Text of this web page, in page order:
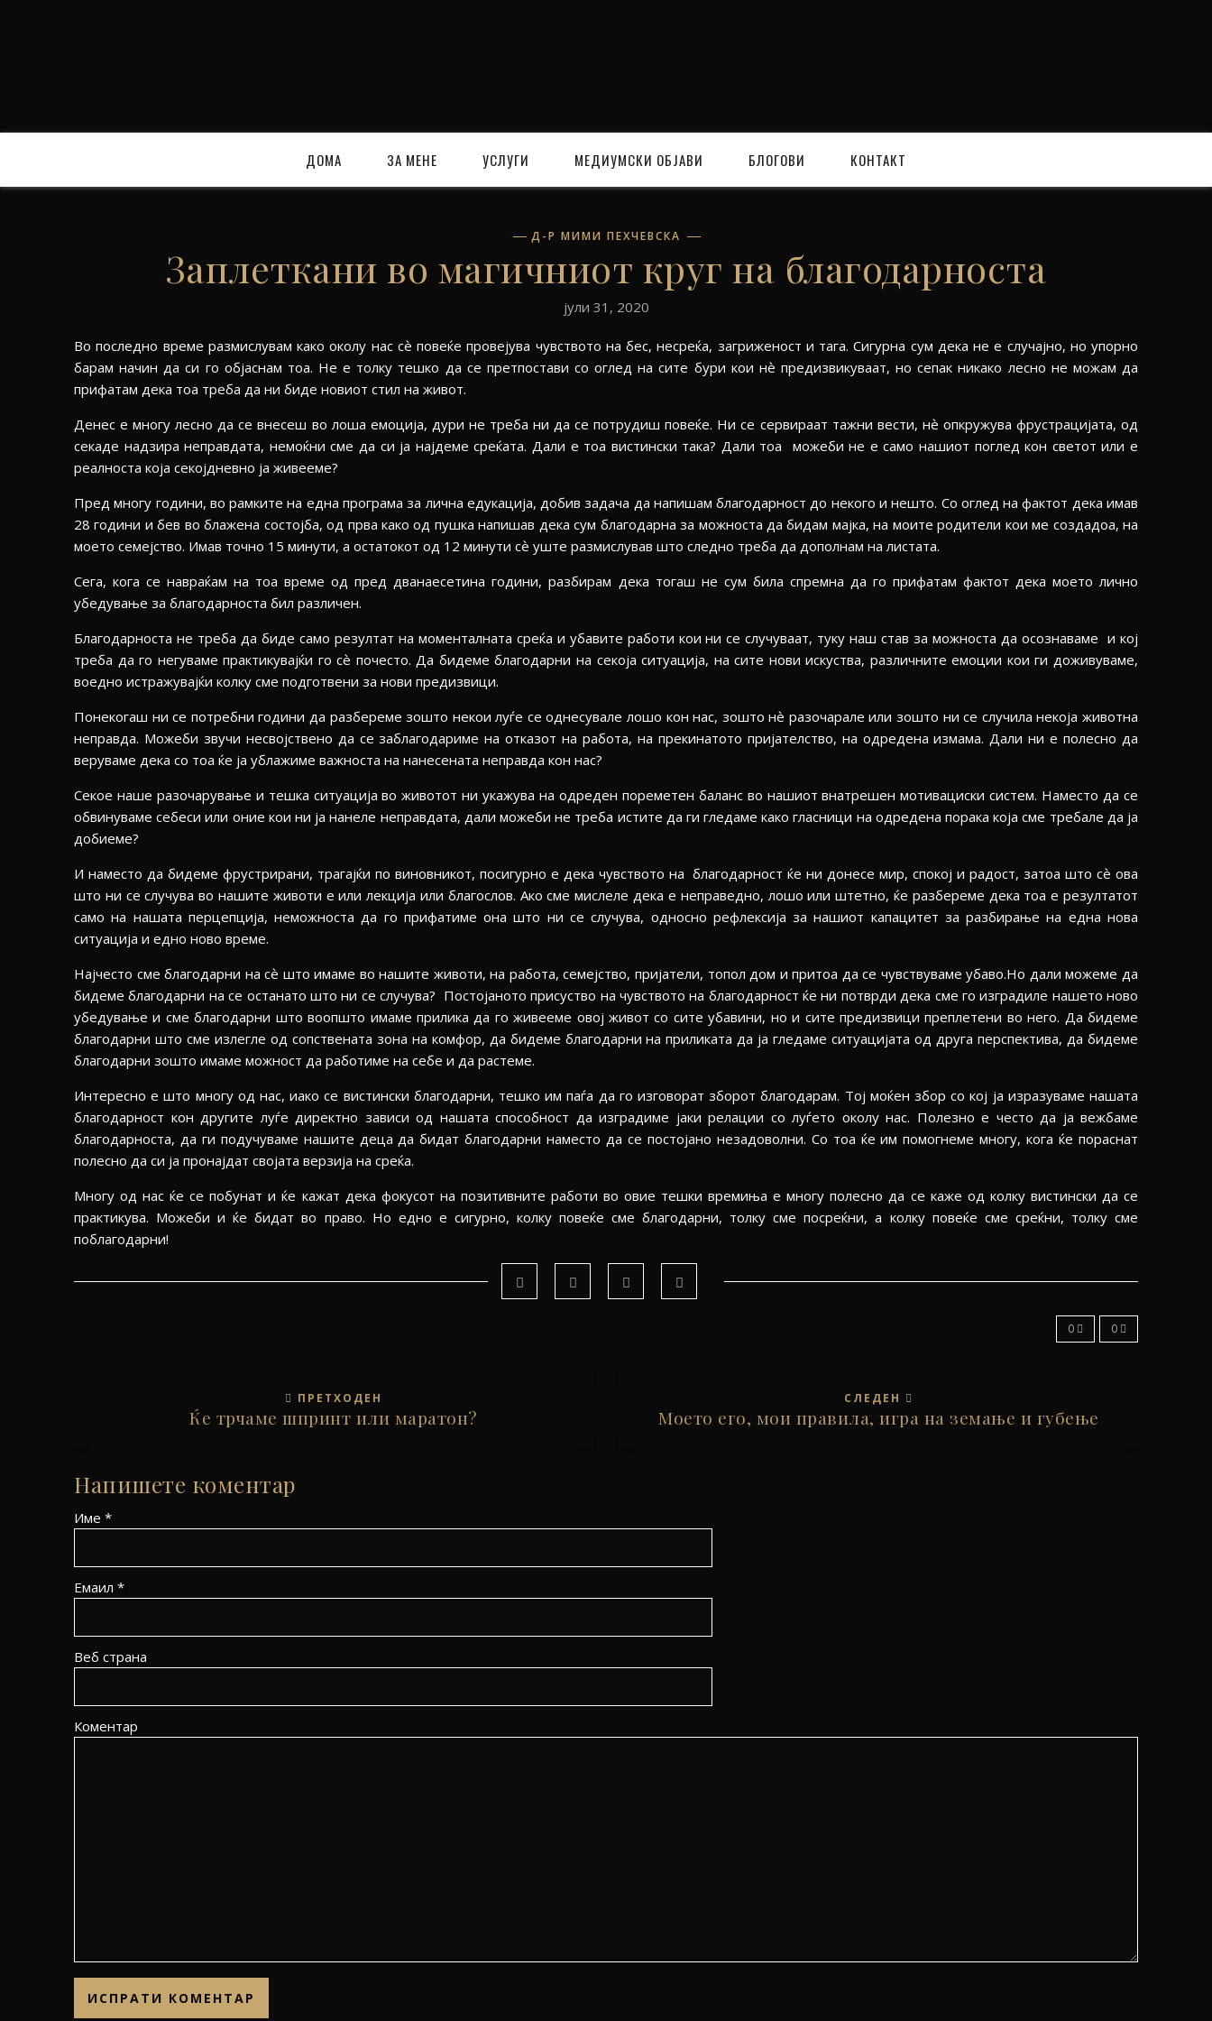
ДОМА ЗА МЕНЕ УСЛУГИ МЕДИУМСКИ ОБЈАВИ БЛОГОВИ КОНТАКТ
Д-Р МИМИ ПЕХЧЕВСКА
Заплеткани во магичниот круг на благодарноста
јули 31, 2020
Во последно време размислувам како околу нас сѐ повеќе провејува чувството на бес, несреќа, загриженост и тага. Сигурна сум дека не е случајно, но упорно
барам начин да си го објаснам тоа. Не е толку тешко да се претпостави со оглед на сите бури кои нѐ предизвикуваат, но сепак никако лесно не можам да
прифатам дека тоа треба да ни биде новиот стил на живот.
Денес е многу лесно да се внесеш во лоша емоција, дури не треба ни да се потрудиш повеќе. Ни се сервираат тажни вести, нѐ опкружува фрустрацијата, од
секаде надзира неправдата, немоќни сме да си ја најдеме среќата. Дали е тоа вистински така? Дали тоа можеби не е само нашиот поглед кон светот или е
реалноста која секојдневно ја живееме?
Пред многу години, во рамките на една програма за лична едукација, добив задача да напишам благодарност до некого и нешто. Со оглед на фактот дека имав
28 години и бев во блажена состојба, од прва како од пушка напишав дека сум благодарна за можноста да бидам мајка, на моите родители кои ме создадоа, на
моето семејство. Имав точно 15 минути, а остатокот од 12 минути сѐ уште размислував што следно треба да дополнам на листата.
Сега, кога се навраќам на тоа време од пред дванаесетина години, разбирам дека тогаш не сум била спремна да го прифатам фактот дека моето лично
убедување за благодарноста бил различен.
Благодарноста не треба да биде само резултат на моменталната среќа и убавите работи кои ни се случуваат, туку наш став за можноста да осознаваме и кој
треба да го негуваме практикувајќи го сѐ почесто. Да бидеме благодарни на секоја ситуација, на сите нови искуства, различните емоции кои ги доживуваме,
воедно истражувајќи колку сме подготвени за нови предизвици.
Понекогаш ни се потребни години да разбереме зошто некои луѓе се однесувале лошо кон нас, зошто нѐ разочарале или зошто ни се случила некоја животна
неправда. Можеби звучи несвојствено да се заблагодариме на отказот на работа, на прекинатото пријателство, на одредена измама. Дали ни е полесно да
веруваме дека со тоа ќе ја ублажиме важноста на нанесената неправда кон нас?
Секое наше разочарување и тешка ситуација во животот ни укажува на одреден пореметен баланс во нашиот внатрешен мотивациски систем. Наместо да се
обвинуваме себеси или оние кои ни ја нанеле неправдата, дали можеби не треба истите да ги гледаме како гласници на одредена порака која сме требале да ја
добиеме?
И наместо да бидеме фрустрирани, трагајќи по виновникот, посигурно е дека чувството на благодарност ќе ни донесе мир, спокој и радост, затоа што сѐ ова
што ни се случува во нашите животи е или лекција или благослов. Ако сме мислеле дека е неправедно, лошо или штетно, ќе разбереме дека тоа е резултатот
само на нашата перцепција, неможноста да го прифатиме она што ни се случува, односно рефлексија за нашиот капацитет за разбирање на една нова
ситуација и едно ново време.
Најчесто сме благодарни на сѐ што имаме во нашите животи, на работа, семејство, пријатели, топол дом и притоа да се чувствуваме убаво.Но дали можеме да
бидеме благодарни на се останато што ни се случува? Постојаното присуство на чувството на благодарност ќе ни потврди дека сме го изградиле нашето ново
убедување и сме благодарни што воопшто имаме прилика да го живееме овој живот со сите убавини, но и сите предизвици преплетени во него. Да бидеме
благодарни што сме излегле од сопствената зона на комфор, да бидеме благодарни на приликата да ја гледаме ситуацијата од друга перспектива, да бидеме
благодарни зошто имаме можност да работиме на себе и да растеме.
Интересно е што многу од нас, иако се вистински благодарни, тешко им паѓа да го изговорат зборот благодарам. Тој моќен збор со кој ја изразуваме нашата
благодарност кон другите луѓе директно зависи од нашата способност да изградиме јаки релации со луѓето околу нас. Полезно е често да ја вежбаме
благодарноста, да ги подучуваме нашите деца да бидат благодарни наместо да се постојано незадоволни. Со тоа ќе им помогнеме многу, кога ќе пораснат
полесно да си ја пронајдат својата верзија на среќа.
Многу од нас ќе се побунат и ќе кажат дека фокусот на позитивните работи во овие тешки времиња е многу полесно да се каже од колку вистински да се
практикува. Можеби и ќе бидат во право. Но едно е сигурно, колку повеќе сме благодарни, толку сме посреќни, а колку повеќе сме среќни, толку сме
поблагодарни!
0 0
ПРЕТХОДЕН
Ќе трчаме шпринт или маратон?
СЛЕДЕН
Моето его, мои правила, игра на земање и губење
Напишете коментар
Име *
Eмаил *
Веб страна
Коментар